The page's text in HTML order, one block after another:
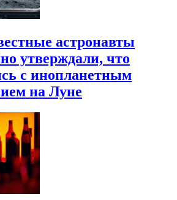
астронавты
утверждали, что
с инопланетным
на Луне